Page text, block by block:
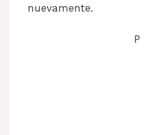
nuevamente.
P